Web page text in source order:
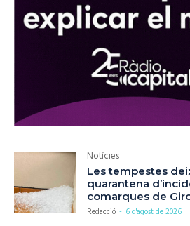
Notícies
Les tempestes
quarantena
comarques de
Redacció - 6 d'agost de 2026